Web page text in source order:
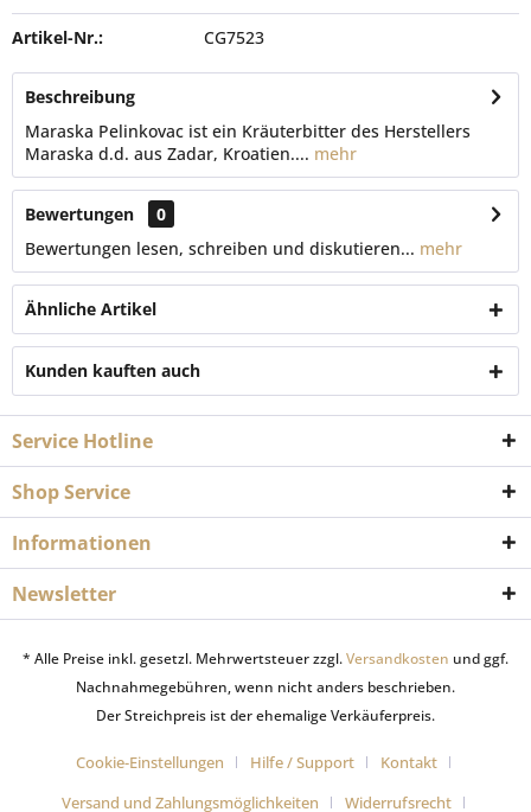
Artikel-Nr.: CG7523
Beschreibung
Maraska Pelinkovac ist ein Kräuterbitter des Herstellers
Maraska d.d. aus Zadar, Kroatien.... mehr
Bewertungen
0
Bewertungen lesen, schreiben und diskutieren... mehr
Ähnliche Artikel
Kunden kauften auch
Service Hotline
Shop Service
Informationen
Newsletter
* Alle Preise inkl. gesetzl. Mehrwertsteuer zzgl.Versandkosten und ggf.
Nachnahmegebühren, wenn nicht anders beschrieben.
Der Streichpreis ist der ehemalige Verkäuferpreis.
Cookie-Einstellungen Hilfe / Support
Kontakt
Versand und Zahlungsmöglichkeiten
Widerrufsrecht